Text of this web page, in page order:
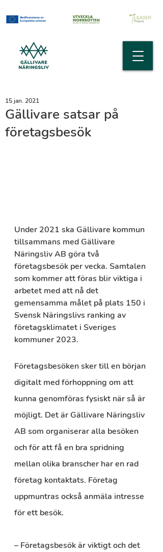
​Gällivare satsar på
företagsbesök
15 jan. 2021
Under 2021 ska Gällivare kommun
tillsammans med Gällivare
Näringsliv AB göra två
företagsbesök per vecka. Samtalen
som kommer att föras blir viktiga i
arbetet med att nå det
gemensamma målet på plats 150 i
Svensk Näringslivs ranking av
företagsklimatet i Sveriges
kommuner 2023.
Företagsbesöken sker till en början
digitalt med förhoppning om att
kunna genomföras fysiskt när så är
möjligt. Det är Gällivare Näringsliv
AB som organiserar alla besöken
och för att få en bra spridning
mellan olika branscher har en rad
företag kontaktats. Företag
uppmuntras också anmäla intresse
för ett besök.
– Företagsbesök är viktigt och det